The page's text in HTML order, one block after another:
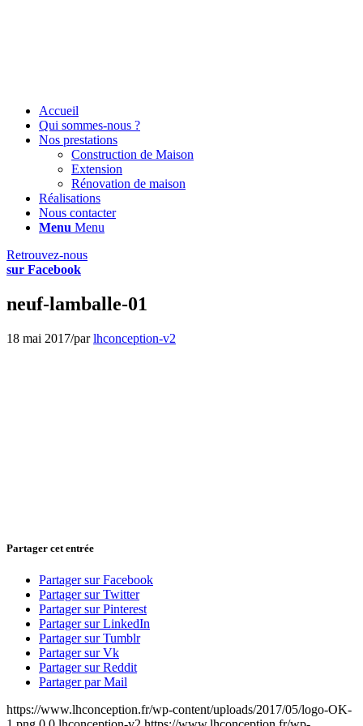
Accueil
Qui sommes-nous ?
Nos prestations
Construction de Maison
Extension
Rénovation de maison
Réalisations
Nous contacter
Menu Menu
Retrouvez-nous
sur Facebook
neuf-lamballe-01
18 mai 2017/parlhconception-v2
Partager cet entrée
Partager sur Facebook
Partager sur Twitter
Partager sur Pinterest
Partager sur LinkedIn
Partager sur Tumblr
Partager sur Vk
Partager sur Reddit
Partager par Mail
https://www.lhconception.fr/wp-content/uploads/2017/05/logo-OK-